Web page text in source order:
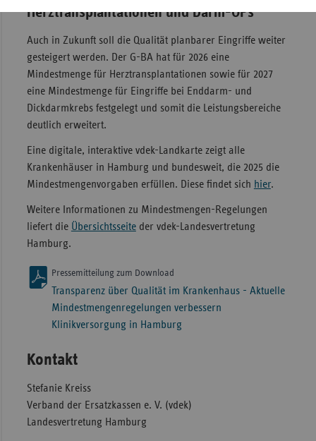
Herztransplantationen und Darm-OPs
Auch in Zukunft soll die Qualität planbarer Eingriffe weiter
gesteigert werden. Der G-BA hat für 2026 eine
Mindestmenge für Herztransplantationen sowie für 2027
eine Mindestmenge für Eingriffe bei Enddarm- und
Dickdarmkrebs festgelegt und somit die Leistungsbereiche
deutlich erweitert.
Eine digitale, interaktive vdek-Landkarte zeigt alle
Krankenhäuser in Hamburg und bundesweit, die 2025 die
Mindestmengenvorgaben erfüllen. Diese findet sich hier.
Weitere Informationen zu Mindestmengen-Regelungen
liefert die Übersichtsseiteder vdek-Landesvertretung
Hamburg.
Pressemitteilung zum Download
Transparenz über Qualität im Krankenhaus - Aktuelle
Mindestmengenregelungen verbessern
Klinikversorgung in Hamburg
Kontakt
Stefanie Kreiss
Verband der Ersatzkassen e. V. (vdek)
Landesvertretung Hamburg